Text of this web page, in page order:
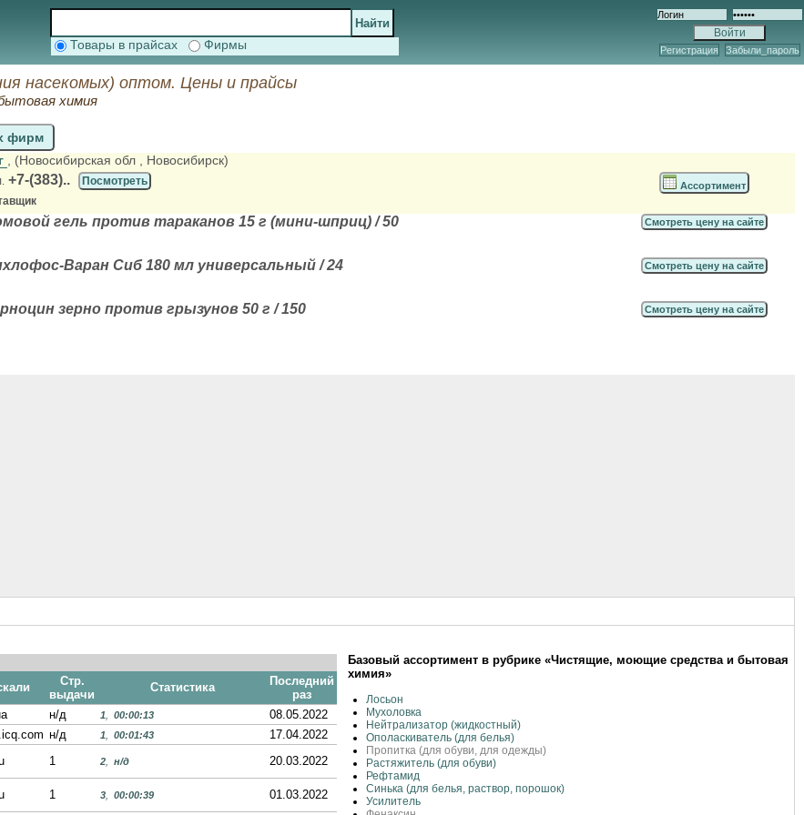
Товары в прайсах Фирмы Регистрация Забыли_пароль
насекомых) оптом. Цены и прайсы
химия
фирм
, (Новосибирская обл , Новосибирск)
+7-(383)..
Посмотреть
Ассортимент
гель против тараканов 15 г (мини-шприц) / 50 Смотреть цену на сайте
Варан Сиб 180 мл универсальный / 24 Смотреть цену на сайте
зерно против грызунов 50 г / 150 Смотреть цену на сайте
Стр.
выдачи
Статистика
Последний
раз
н/д 1 00:00:13
08.05.2022
н/д 1 00:01:43
17.04.2022
1 2 н/д
20.03.2022
1 3 00:00:39 01.03.2022
Базовый ассортимент в рубрике «Чистящие, моющие средства и бытовая
химия»
Лосьон
Мухоловка
Нейтрализатор (жидкостный)
Ополаскиватель (для белья)
Пропитка (для обуви, для одежды)
Растяжитель (для обуви)
Рефтамид
Синька (для белья, раствор, порошок)
Усилитель